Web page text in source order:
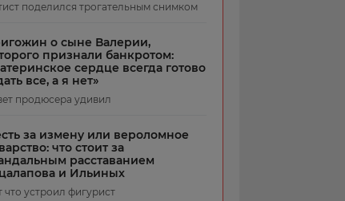
поделился трогательным снимком
о сыне Валерии,
признали банкротом:
сердце всегда готово
все, а я нет»
продюсера удивил
за измену или вероломное
что стоит за
расставанием
и Ильиных
что устроил фигурист